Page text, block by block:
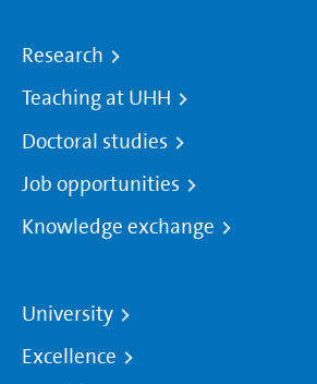
Research
Teaching at UHH
Doctoral studies
Job opportunities
Knowledge exchange
University
Excellence